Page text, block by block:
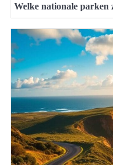
Welke nationale parken